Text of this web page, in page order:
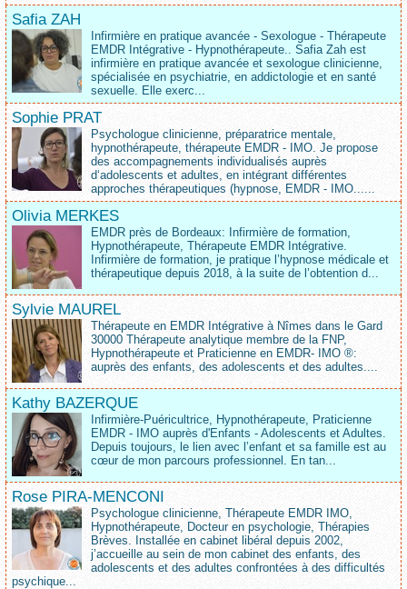
Safia ZAH
Infirmière en pratique avancée - Sexologue - Thérapeute
EMDR Intégrative - Hypnothérapeute.. Safia Zah est
infirmière en pratique avancée et sexologue clinicienne,
spécialisée en psychiatrie, en addictologie et en santé
sexuelle. Elle exerc...
Sophie PRAT
Psychologue clinicienne, préparatrice mentale,
hypnothérapeute, thérapeute EMDR - IMO. Je propose
des accompagnements individualisés auprès
d‘adolescents et adultes, en intégrant différentes
approches thérapeutiques (hypnose, EMDR - IMO......
Olivia MERKES
EMDR près de Bordeaux: Infirmière de formation,
Hypnothérapeute, Thérapeute EMDR Intégrative.
Infirmière de formation, je pratique l’hypnose médicale et
thérapeutique depuis 2018, à la suite de l’obtention d...
Sylvie MAUREL
Thérapeute en EMDR Intégrative à Nîmes dans le Gard
30000 Thérapeute analytique membre de la FNP,
Hypnothérapeute et Praticienne en EMDR- IMO ®:
auprès des enfants, des adolescents et des adultes....
Kathy BAZERQUE
Infirmière-Puéricultrice, Hypnothérapeute, Praticienne
EMDR - IMO auprès d'Enfants - Adolescents et Adultes.
Depuis toujours, le lien avec l’enfant et sa famille est au
cœur de mon parcours professionnel. En tan...
Rose PIRA-MENCONI
Psychologue clinicienne, Thérapeute EMDR IMO,
Hypnothérapeute, Docteur en psychologie, Thérapies
Brèves. Installée en cabinet libéral depuis 2002,
j’accueille au sein de mon cabinet des enfants, des
adolescents et des adultes confrontées à des difficultés
psychique...